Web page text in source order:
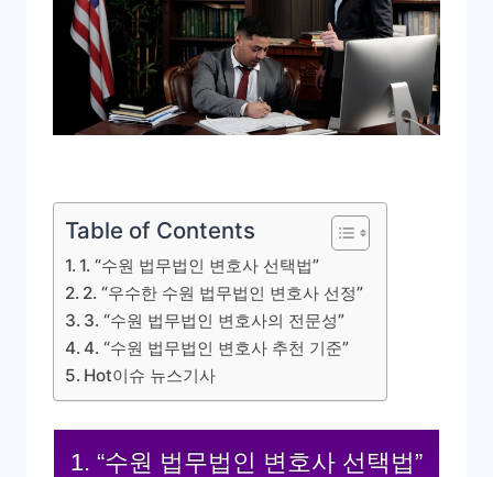
Table of Contents
1. “수원 법무법인 변호사 선택법”
2. “우수한 수원 법무법인 변호사 선정”
3. “수원 법무법인 변호사의 전문성”
4. “수원 법무법인 변호사 추천 기준”
Hot이슈 뉴스기사
1. “수원 법무법인 변호사 선택법”